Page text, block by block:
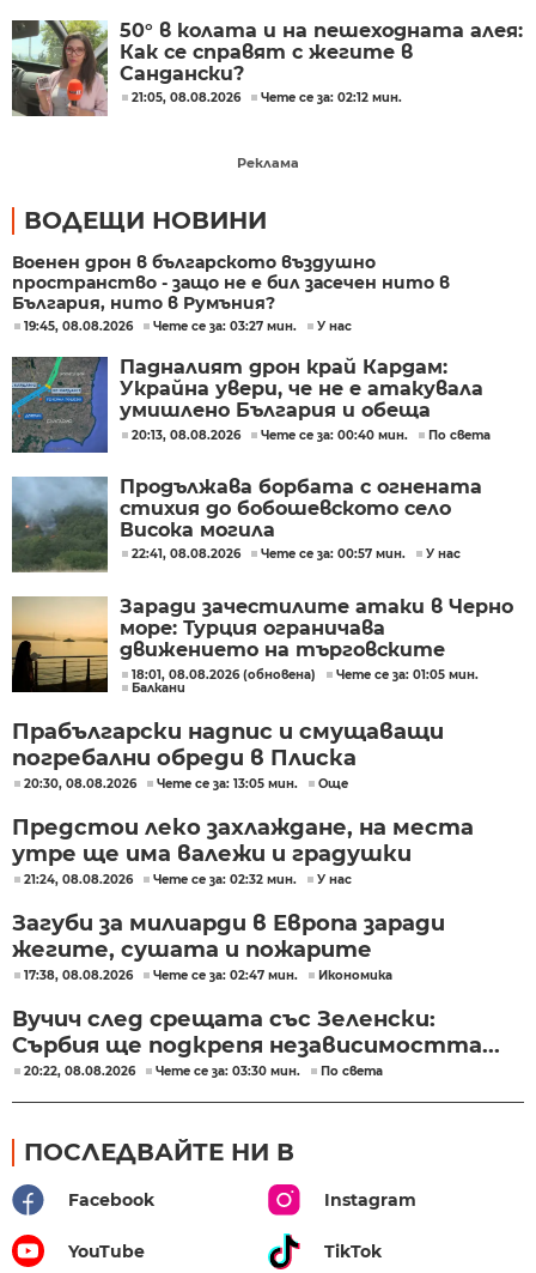
50° в колата и на пешеходната алея:
Как се справят с жегите в
Сандански?
21:05, 08.08.2026 Чете се за: 02:12 мин.
Реклама
ВОДЕЩИ НОВИНИ
Военен дрон в българското въздушно
пространство - защо не е бил засечен нито в
България, нито в Румъния?
19:45, 08.08.2026 Чете се за: 03:27 мин. У нас
Падналият дрон край Кардам:
Украйна увери, че не е атакувала
умишлено България и обеща
разследване
20:13, 08.08.2026 Чете се за: 00:40 мин. По света
Продължава борбата с огнената
стихия до бобошевското село
Висока могила
22:41, 08.08.2026 Чете се за: 00:57 мин. У нас
Заради зачестилите атаки в Черно
море: Турция ограничава
движението на търговските
кораби
18:01, 08.08.2026 (обновена)
Чете се за: 01:05 мин.
Балкани
Прабългарски надпис и смущаващи
погребални обреди в Плиска
20:30, 08.08.2026 Чете се за: 13:05 мин. Още
Предстои леко захлаждане, на места
утре ще има валежи и градушки
21:24, 08.08.2026 Чете се за: 02:32 мин. У нас
Загуби за милиарди в Европа заради
жегите, сушата и пожарите
17:38, 08.08.2026 Чете се за: 02:47 мин. Икономика
Вучич след срещата със Зеленски:
Сърбия ще подкрепя независимостта...
20:22, 08.08.2026 Чете се за: 03:30 мин. По света
ПОСЛЕДВАЙТЕ НИ В
Facebook Instagram
YouTube TikTok